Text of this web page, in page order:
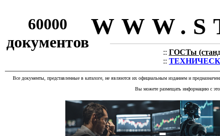
60000
документов
:: ГОСТы
::
Все документы, представленные в каталоге, не являются их официальным изданием и
Вы можете размещать информацию с